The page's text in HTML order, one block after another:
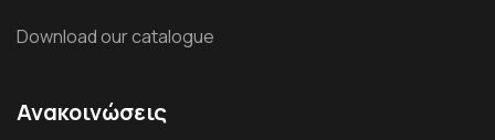
Download our catalogue
Ανακοινώσεις